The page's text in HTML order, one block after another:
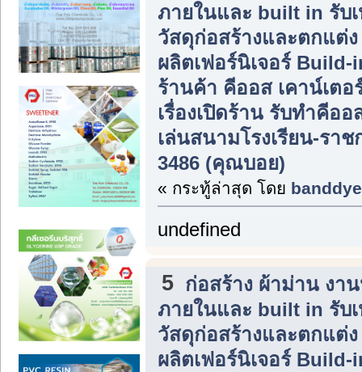
ภายในและ built in รับ
วัสดุก่อสร้างและตกแต่
ผลิตเฟอร์นิเจอร์
ร้านค้า คีออส เคาน์เตอ
เรื่องเปิดร้าน รับทำคีออ
เล่นสนามโรงเรียน-รา
3486 (คุณบอย)
« กระทู้ล่าสุด โดย
undefined
5 ก่อสร้าง ผ้าม่าน งา
ภายในและ built in รับ
วัสดุก่อสร้างและตกแต่
ผลิตเฟอร์นิเจอร์